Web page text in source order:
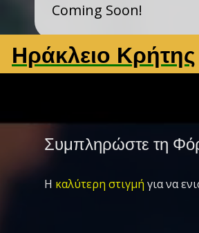
Coming Soon!
Κρήτης
Συμπληρώστε τη
Η καλύτερη στιγμή για να